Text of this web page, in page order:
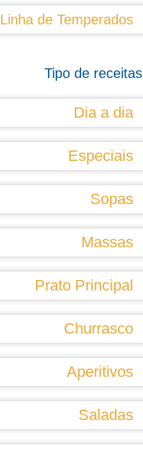
Linha de Temperados
Tipo de receitas
Dia a dia
Especiais
Sopas
Massas
Prato Principal
Churrasco
Aperitivos
Saladas